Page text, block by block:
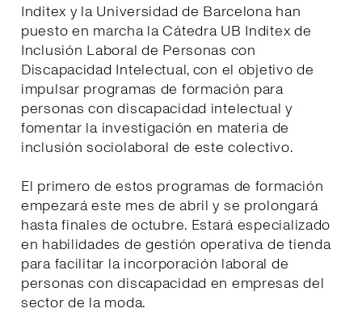
Inditex y la Universidad de Barcelona han
puesto en marcha la Cátedra UB Inditex de
Inclusión Laboral de Personas con
Discapacidad Intelectual, con el objetivo de
impulsar programas de formación para
personas con discapacidad intelectual y
fomentar la investigación en materia de
inclusión sociolaboral de este colectivo.
El primero de estos programas de formación
empezará este mes de abril y se prolongará
hasta finales de octubre. Estará especializado
en habilidades de gestión operativa de tienda
para facilitar la incorporación laboral de
personas con discapacidad en empresas del
sector de la moda.